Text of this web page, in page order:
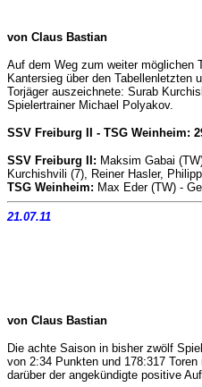
von Claus Bastian
Auf dem Weg zum weiter möglichen
Kantersieg über den Tabellenletzten
Torjäger auszeichnete: Surab
Spielertrainer Michael Polyakov.
SSV Freiburg II - TSG Weinheim:
SSV Freiburg II: Maksim Gabai
Kurchishvili (7), Reiner Hasler,
TSG Weinheim: Max Eder (TW) -
21.07.11
von Claus Bastian
Die achte Saison in bisher zwölf
von 2:34 Punkten und 178:317
darüber der angekündigte positive